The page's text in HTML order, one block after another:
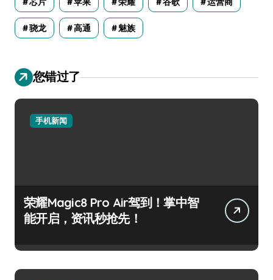
骁龙 高通 魅族
您错过了
手机新闻
荣耀Magic8 Pro Air驾到！掌中智
能开启，资讯秒抢先！